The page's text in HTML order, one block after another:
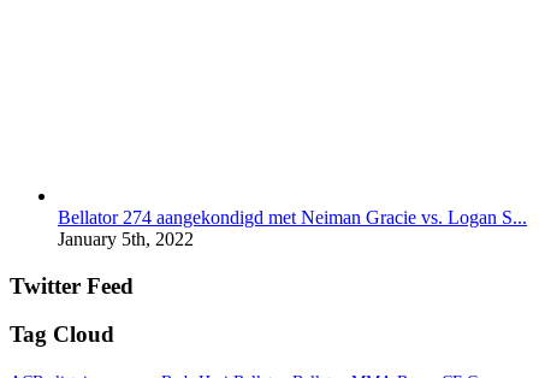
Bellator 274 aangekondigd met Neiman Gracie vs. Logan S...
January 5th, 2022
Twitter Feed
Tag Cloud